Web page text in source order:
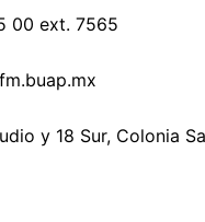
00 ext. 7565
y 18 Sur, Colonia